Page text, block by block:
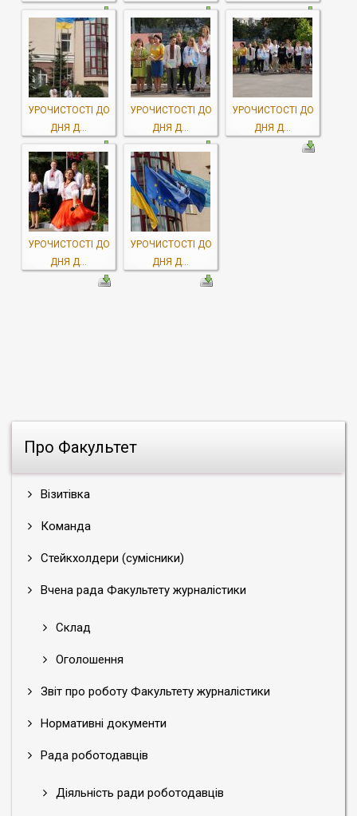
Про Факультет
Візитівка
Команда
Стейкхолдери (сумісники)
Вчена рада Факультету журналістики
Склад
Оголошення
Звіт про роботу Факультету журналістики
Нормативні документи
Рада роботодавців
Діяльність ради роботодавців
УРОЧИСТОСТІ ДО
ДНЯ Д...
УРОЧИСТОСТІ ДО
ДНЯ Д...
УРОЧИСТОСТІ ДО
ДНЯ Д...
УРОЧИСТОСТІ ДО
ДНЯ Д...
УРОЧИСТОСТІ ДО
ДНЯ Д...